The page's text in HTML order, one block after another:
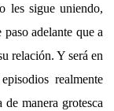
les sigue uniendo,
adelante que a
relación. Y será en
realmente
manera grotesca